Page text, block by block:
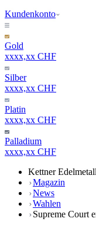
Kundenkonto
Gold
xxxx,xx CHF
Silber
xxxx,xx CHF
Platin
xxxx,xx CHF
Palladium
xxxx,xx CHF
Kettner
Magazin
News
Wahlen
Supreme Court